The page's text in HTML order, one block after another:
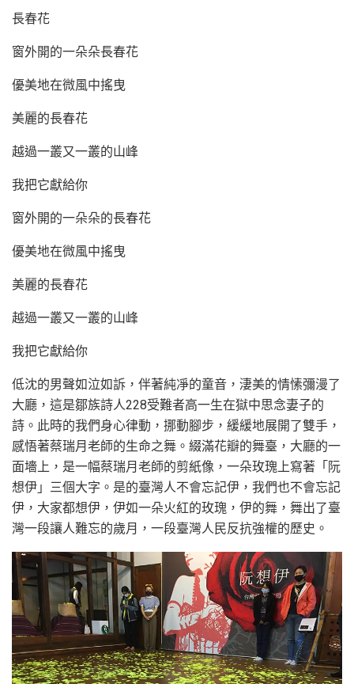
長春花
窗外開的一朵朵長春花
優美地在微風中搖曳
美麗的長春花
越過一叢又一叢的山峰
我把它獻給你
窗外開的一朵朵的長春花
優美地在微風中搖曳
美麗的長春花
越過一叢又一叢的山峰
我把它獻給你
低沈的男聲如泣如訴，伴著純凈的童音，淒美的情愫彌漫了
大廳，這是鄒族詩人228受難者高一生在獄中思念妻子的
詩。此時的我們身心律動，挪動腳步，緩緩地展開了雙手，
感悟著蔡瑞月老師的生命之舞。綴滿花瓣的舞臺，大廳的一
面墻上，是一幅蔡瑞月老師的剪紙像，一朵玫瑰上寫著「阮
想伊」三個大字。是的臺灣人不會忘記伊，我們也不會忘記
伊，大家都想伊，伊如一朵火紅的玫瑰，伊的舞，舞出了臺
灣一段讓人難忘的歲月，一段臺灣人民反抗強權的歷史。